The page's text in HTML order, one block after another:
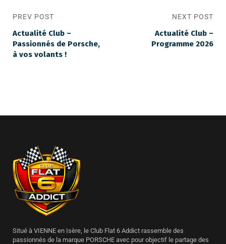
PREV POST
Actualité Club –
Passionnés de Porsche,
à vos volants !
NEXT POST
Actualité Club –
Programme 2026
Situé à VIENNE en Isère, le Club Flat 6 Addict rassemble des
passionnés de la marque PORSCHE avec pour objectif le partage des